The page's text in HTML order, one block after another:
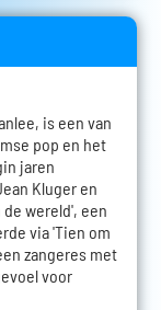
is een van
pop en het
jaren
Kluger en
wereld', een
via 'Tien om
zangeres met
voor